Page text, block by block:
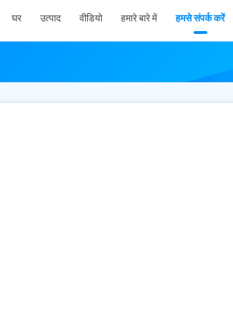
घर उत्पाद वीडियो हमारे बारे में हमसे संपर्क करें